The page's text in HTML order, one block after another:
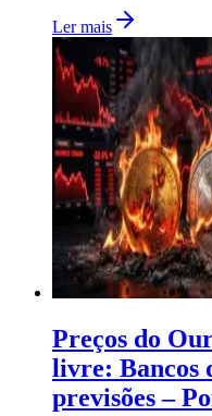
Ler mais
Preços do
livre: Bancos
previsões –